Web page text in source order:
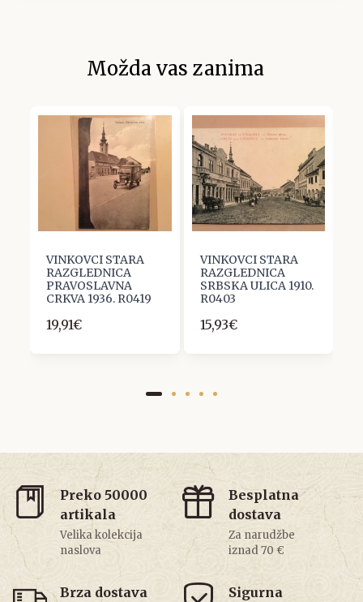
Možda vas zanima
VINKOVCI STARA
RAZGLEDNICA
PRAVOSLAVNA
CRKVA 1936. R0419
19,91€
VINKOVCI STARA
RAZGLEDNICA
SRBSKA ULICA 1910.
R0403
15,93€
Preko 50000
artikala
Velika kolekcija
naslova
Besplatna
dostava
Za narudžbe
iznad 70 €
Brza dostava
Sigurna